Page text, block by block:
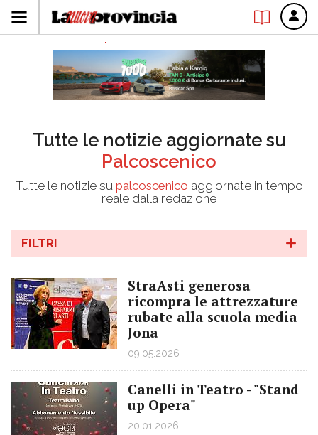
Tutte le notizie aggiornate su
Palcoscenico
Tutte le notizie su palcoscenico aggiornate in tempo
reale dalla redazione
FILTRI
StraAsti generosa
ricompra le attrezzature
rubate alla scuola media
Jona
09.05.2026
Canelli in Teatro - "Stand
up Opera"
20.01.2026